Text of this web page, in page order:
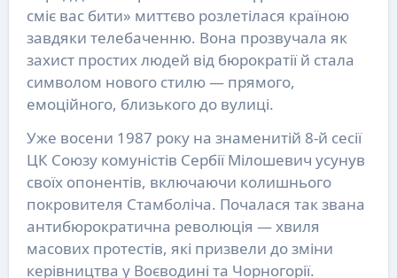
сміє вас бити» миттєво розлетілася країною
завдяки телебаченню. Вона прозвучала як
захист простих людей від бюрократії й стала
символом нового стилю — прямого,
емоційного, близького до вулиці.
Уже восени 1987 року на знаменитій 8-й сесії
ЦК Союзу комуністів Сербії Мілошевич усунув
своїх опонентів, включаючи колишнього
покровителя Стамболіча. Почалася так звана
антибюрократична революція — хвиля
масових протестів, які призвели до зміни
керівництва у Воєводині та Чорногорії.